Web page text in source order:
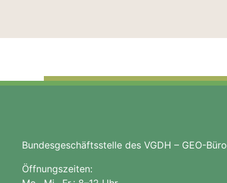
Bundesgeschäftsstelle des VGDH – GEO-Büro
Öffnungszeiten: